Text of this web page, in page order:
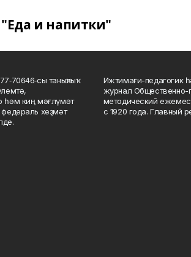
"Еда и напитки"
таныҡлыҡ
һәм киң мәғлүмәт
хеҙмәт
Ижтимағи-педагогик
журнал Общественно-
методический
с 1920 года. Главный